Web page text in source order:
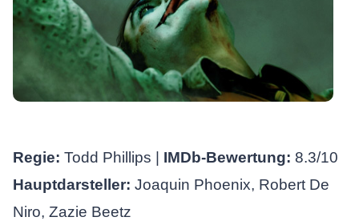
Regie: Todd Phillips | IMDb-Bewertung: 8.3/10
Hauptdarsteller: Joaquin Phoenix, Robert De
Niro, Zazie Beetz